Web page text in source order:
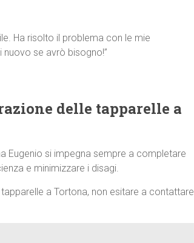
Ha risolto il problema con le mie
se avrò bisogno!”
delle tapparelle a
Eugenio si impegna sempre a completare
e minimizzare i disagi.
a Tortona, non esitare a contattare